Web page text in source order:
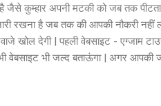
है जैसे कुम्हार अपनी मटकी को जब तक
रखना है जब तक की आपकी नौकरी नहीं
खोल देगी | पहली वेबसाइट - एग्जाम
भी जल्द बताऊंगा | अगर आपकी